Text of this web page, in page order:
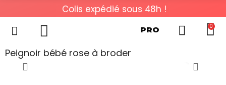
Colis expédié sous 48h !
PRO 0
Peignoir bébé rose à broder